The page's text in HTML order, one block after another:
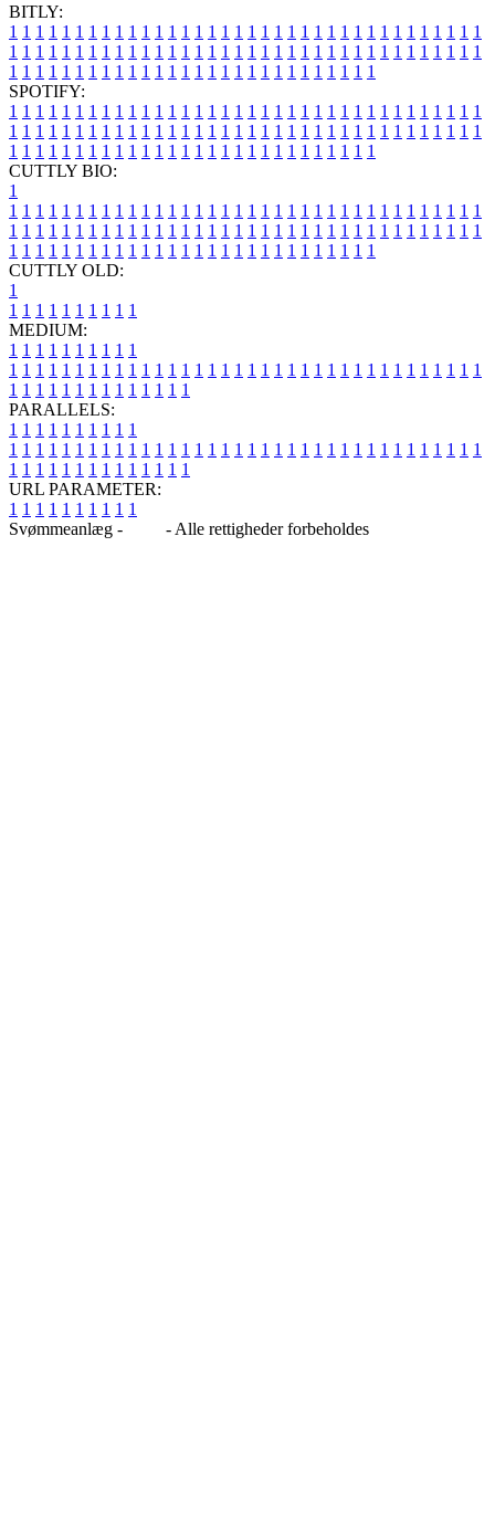
BITLY:
1 1 1 1 1 1 1 1 1 1 1 1 1 1 1 1 1 1 1 1 1 1 1 1 1 1 1 1 1 1 1 1 1 1 1 1
1 1 1 1 1 1 1 1 1 1 1 1 1 1 1 1 1 1 1 1 1 1 1 1 1 1 1 1 1 1 1 1 1 1 1 1
1 1 1 1 1 1 1 1 1 1 1 1 1 1 1 1 1 1 1 1 1 1 1 1 1 1 1 1
SPOTIFY:
1 1 1 1 1 1 1 1 1 1 1 1 1 1 1 1 1 1 1 1 1 1 1 1 1 1 1 1 1 1 1 1 1 1 1 1
1 1 1 1 1 1 1 1 1 1 1 1 1 1 1 1 1 1 1 1 1 1 1 1 1 1 1 1 1 1 1 1 1 1 1 1
1 1 1 1 1 1 1 1 1 1 1 1 1 1 1 1 1 1 1 1 1 1 1 1 1 1 1 1
CUTTLY BIO:
1
1 1 1 1 1 1 1 1 1 1 1 1 1 1 1 1 1 1 1 1 1 1 1 1 1 1 1 1 1 1 1 1 1 1 1 1
1 1 1 1 1 1 1 1 1 1 1 1 1 1 1 1 1 1 1 1 1 1 1 1 1 1 1 1 1 1 1 1 1 1 1 1
1 1 1 1 1 1 1 1 1 1 1 1 1 1 1 1 1 1 1 1 1 1 1 1 1 1 1 1
CUTTLY OLD:
1
1 1 1 1 1 1 1 1 1 1
MEDIUM:
1 1 1 1 1 1 1 1 1 1
1 1 1 1 1 1 1 1 1 1 1 1 1 1 1 1 1 1 1 1 1 1 1 1 1 1 1 1 1 1 1 1 1 1 1 1
1 1 1 1 1 1 1 1 1 1 1 1 1 1
PARALLELS:
1 1 1 1 1 1 1 1 1 1
1 1 1 1 1 1 1 1 1 1 1 1 1 1 1 1 1 1 1 1 1 1 1 1 1 1 1 1 1 1 1 1 1 1 1 1
1 1 1 1 1 1 1 1 1 1 1 1 1 1
URL PARAMETER:
1 1 1 1 1 1 1 1 1 1
Svømmeanlæg -
- Alle rettigheder forbeholdes